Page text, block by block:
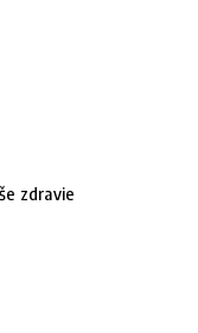
zdravie